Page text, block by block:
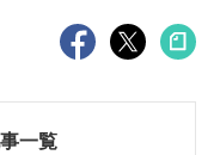
一覧